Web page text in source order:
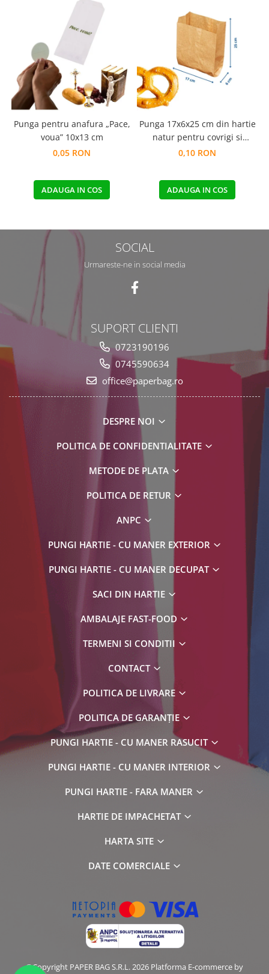
Punga pentru anafura „Pace,
voua” 10x13 cm
0,05 RON
ADAUGA IN COS
Punga 17x6x25 cm din hartie
natur pentru covrigi si
produse de panificatie
0,10 RON
ADAUGA IN COS
SOCIAL
Urmareste-ne in social media
SUPORT CLIENTI
0723190196
0745590634
office@paperbag.ro
DESPRE NOI
POLITICA DE CONFIDENTIALITATE
METODE DE PLATA
POLITICA DE RETUR
ANPC
PUNGI HARTIE - CU MANER EXTERIOR
PUNGI HARTIE - CU MANER DECUPAT
SACI DIN HARTIE
AMBALAJE FAST-FOOD
TERMENI SI CONDITII
CONTACT
POLITICA DE LIVRARE
POLITICA DE GARANȚIE
PUNGI HARTIE - CU MANER RASUCIT
PUNGI HARTIE - CU MANER INTERIOR
PUNGI HARTIE - FARA MANER
HARTIE DE IMPACHETAT
HARTA SITE
DATE COMERCIALE
©Copyright PAPER BAG S.R.L. 2026 Platforma E-commerce by